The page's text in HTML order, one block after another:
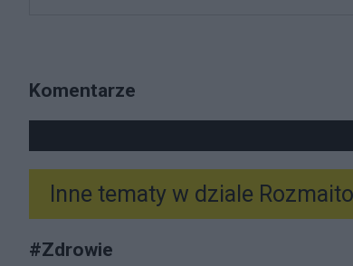
Komentarze
Inne tematy w dziale
#Zdrowie